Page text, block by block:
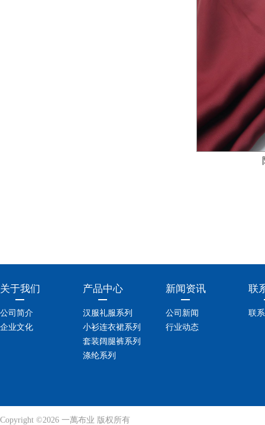
关于我们
公司简介
企业文化
产品中心
汉服礼服系列
小衫连衣裙系列
套装阔腿裤系列
涤纶系列
新闻资讯
公司新闻
行业动态
联
联
Copyright ©2026 一萬布业 版权所有